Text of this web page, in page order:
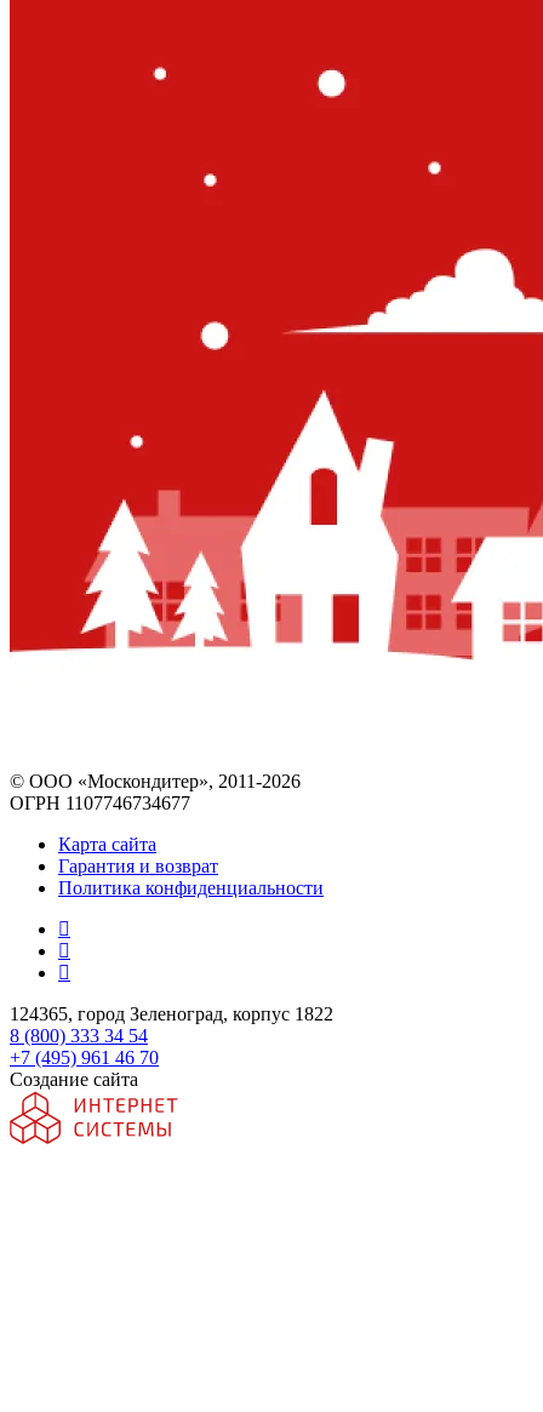
© ООО «Москондитер», 2011-2026
ОГРН 1107746734677
Карта сайта
Гарантия и возврат
Политика конфиденциальности
124365, город Зеленоград, корпус 1822
8 (800) 333 34 54
+7 (495) 961 46 70
Создание сайта